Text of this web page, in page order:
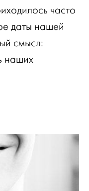
часто
даты нашей
смысл:
наших